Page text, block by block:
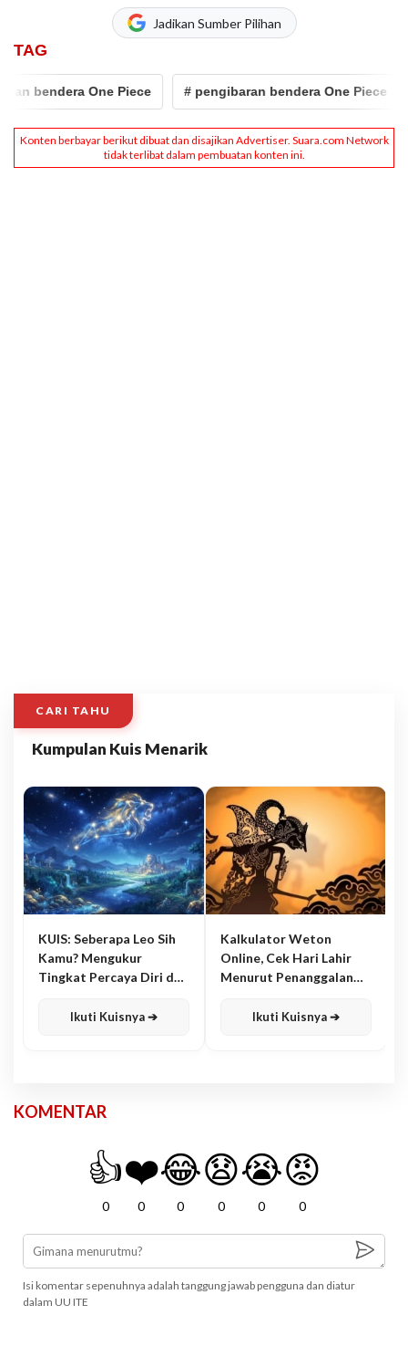
Jadikan Sumber Pilihan
TAG
One Piece # pengibaran bendera One Piece
CARI TAHU
Kumpulan Kuis Menarik
KUIS: Seberapa Leo Sih
Kamu? Mengukur
Tingkat Percaya Diri dan
Ikuti Kuisnya ➔
Kalkulator Weton
Online, Cek Hari Lahir
Menurut Penanggalan
Ikuti Kuisnya ➔
KOMENTAR
👍
0
❤️
0
😂
0
😧
0
😭
0
😡
0
Isi komentar sepenuhnya adalah tanggung jawab pengguna dan diatur
dalam UU ITE